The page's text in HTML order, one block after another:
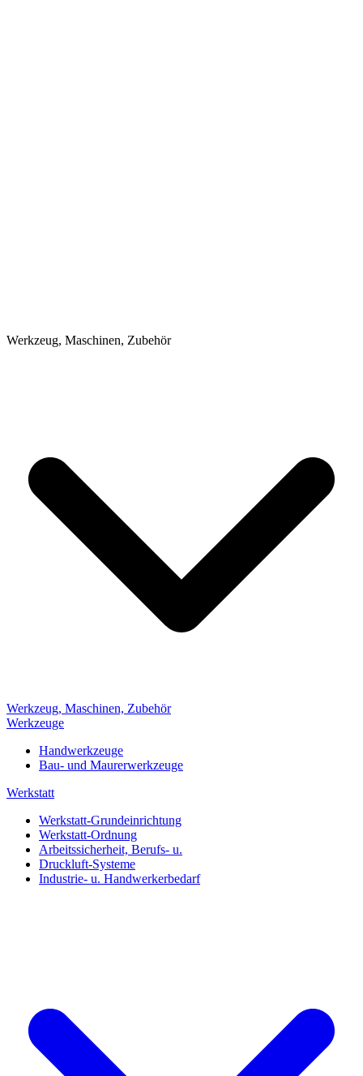
Werkzeug, Maschinen, Zubehör
Werkzeug, Maschinen, Zubehör
Werkzeuge
Handwerkzeuge
Bau- und Maurerwerkzeuge
Werkstatt
Werkstatt-Grundeinrichtung
Werkstatt-Ordnung
Arbeitssicherheit, Berufs- u.
Druckluft-Systeme
Industrie- u. Handwerkerbedarf